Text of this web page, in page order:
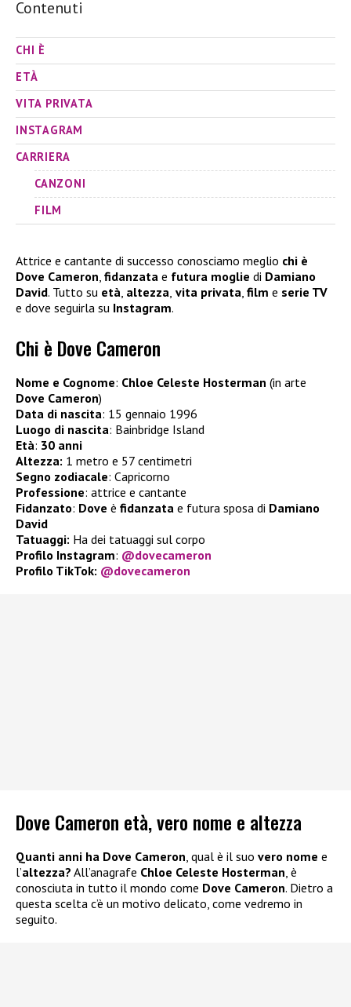
Contenuti
CHI È
ETÀ
VITA PRIVATA
INSTAGRAM
CARRIERA
CANZONI
FILM
Attrice e cantante di successo conosciamo meglio chi è
Dove Cameron, fidanzata e futura moglie di Damiano
David. Tutto su età, altezza, vita privata, film e serie TV
e dove seguirla su Instagram.
Chi è Dove Cameron
Nome e Cognome: Chloe Celeste Hosterman (in arte
Dove Cameron)
Data di nascita: 15 gennaio 1996
Luogo di nascita: Bainbridge Island
Età: 30 anni
Altezza: 1 metro e 57 centimetri
Segno zodiacale: Capricorno
Professione: attrice e cantante
Fidanzato: Dove è fidanzata e futura sposa di Damiano
David
Tatuaggi: Ha dei tatuaggi sul corpo
Profilo Instagram: @dovecameron
Profilo TikTok: @dovecameron
Dove Cameron età, vero nome e altezza
Quanti anni ha Dove Cameron , qual è il suo vero nome e
l’altezza? All’anagrafe Chloe Celeste Hosterman , è
conosciuta in tutto il mondo come Dove Cameron. Dietro a
questa scelta c’è un motivo delicato, come vedremo in
seguito.